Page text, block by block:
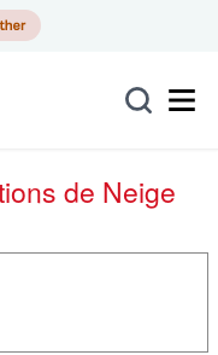
de Neige